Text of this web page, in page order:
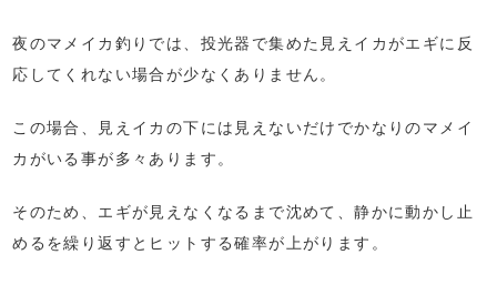
夜のマメイカ釣りでは、投光器で集めた見えイカがエギに反
応してくれない場合が少なくありません。
この場合、見えイカの下には見えないだけでかなりのマメイ
カがいる事が多々あります。
そのため、エギが見えなくなるまで沈めて、静かに動かし止
めるを繰り返すとヒットする確率が上がります。